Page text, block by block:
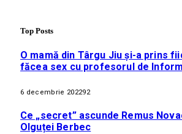
Top Posts
O mamă din Târgu Jiu și-a prins
făcea sex cu profesorul de
6 decembrie 202292
Ce „secret” ascunde Remus
Olguței Berbec